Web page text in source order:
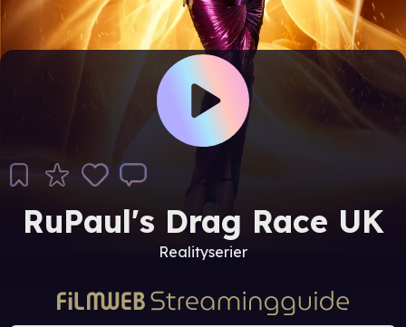
RuPaul's Drag Race UK
Realityserier